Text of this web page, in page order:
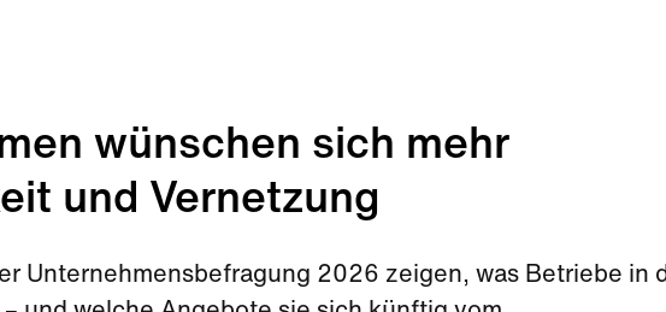
wünschen sich mehr
und Vernetzung
Unternehmensbefragung 2026 zeigen, was Betriebe in